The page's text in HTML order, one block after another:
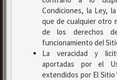
Condiciones, la Ley,
que de cualquier otro
de los derechos
funcionamiento del
La veracidad y
aportadas por el
extendidos por El Sitio